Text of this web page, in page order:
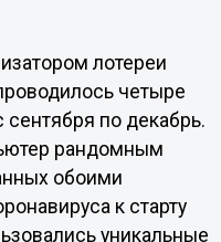
лотереи
четыре
по декабрь.
рандомным
обоими
к старту
уникальные